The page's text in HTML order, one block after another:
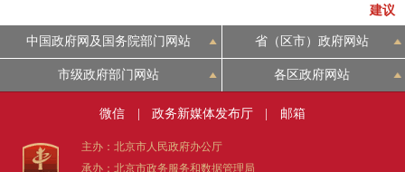
建议
中国政府网及国务院部门网站 省（区市）政府网站
市级政府部门网站 各区政府网站
微信 政务新媒体发布厅 邮箱
主办：北京市人民政府办公厅
承办：北京市政务服务和数据管理局